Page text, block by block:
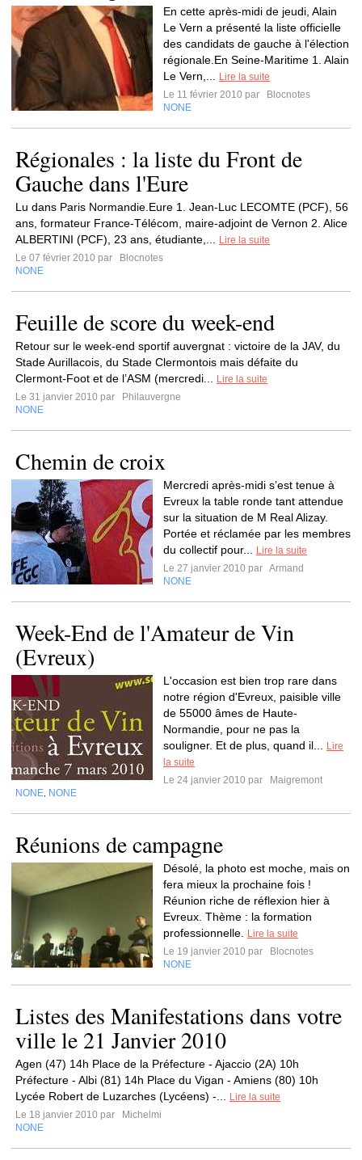
En cette après-midi de jeudi, Alain
Le Vern a présenté la liste officielle
des candidats de gauche à l'élection
régionale.En Seine-Maritime 1. Alain
Le Vern,...
Lire la suite
Le 11 février 2010 par
Blocnotes
NONE
Régionales : la liste du Front de
Gauche dans l'Eure
Lu dans Paris Normandie.Eure 1. Jean-Luc LECOMTE (PCF), 56
ans, formateur France-Télécom, maire-adjoint de Vernon 2. Alice
ALBERTINI (PCF), 23 ans, étudiante,...
Lire la suite
Le 07 février 2010 par
Blocnotes
NONE
Feuille de score du week-end
Retour sur le week-end sportif auvergnat : victoire de la JAV, du
Stade Aurillacois, du Stade Clermontois mais défaite du
Clermont-Foot et de l’ASM (mercredi...
Lire la suite
Le 31 janvier 2010 par
Philauvergne
NONE
Chemin de croix
Mercredi après-midi s’est tenue à
Evreux la table ronde tant attendue
sur la situation de M Real Alizay.
Portée et réclamée par les membres
du collectif pour...
Lire la suite
Le 27 janvier 2010 par Armand
NONE
Week-End de l'Amateur de Vin
(Evreux)
L'occasion est bien trop rare dans
notre région d'Evreux, paisible ville
de 55000 âmes de Haute-
Normandie, pour ne pas la
souligner. Et de plus, quand il...
Lire
la suite
Le 24 janvier 2010 par
Maigremont
NONE NONE
Réunions de campagne
Désolé, la photo est moche, mais on
fera mieux la prochaine fois !
Réunion riche de réflexion hier à
Evreux. Thème : la formation
professionnelle.
Lire la suite
Le 19 janvier 2010 par
Blocnotes
NONE
Listes des Manifestations dans votre
ville le 21 Janvier 2010
Agen (47) 14h Place de la Préfecture - Ajaccio (2A) 10h
Préfecture - Albi (81) 14h Place du Vigan - Amiens (80) 10h
Lycée Robert de Luzarches (Lycéens) -...
Lire la suite
Le 18 janvier 2010 par
Michelmi
NONE